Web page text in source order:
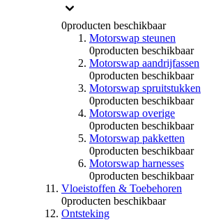
0producten beschikbaar
Motorswap steunen
0producten beschikbaar
Motorswap aandrijfassen
0producten beschikbaar
Motorswap spruitstukken
0producten beschikbaar
Motorswap overige
0producten beschikbaar
Motorswap pakketten
0producten beschikbaar
Motorswap harnesses
0producten beschikbaar
Vloeistoffen & Toebehoren
0producten beschikbaar
Ontsteking